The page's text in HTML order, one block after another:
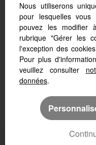
Nous utiliserons
pour lesquelles
pouvez les modifier
rubrique "Gérer les
l'exception des
Pour plus
veuillez consulter
données.